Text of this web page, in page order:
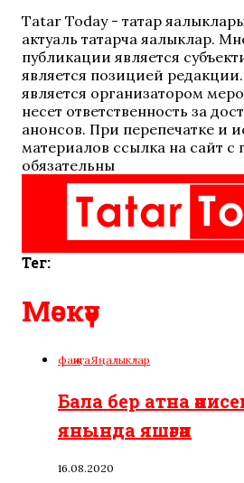
Tatar Today - татар
актуаль татарча яңалыклар.
публикации является
является позицией
является организатором
несет ответственность за
анонсов. При перепечатке и
материалов ссылка на сайт с
обязательны
Тег:
Мәскәү
фаҗигаЯңалыклар
Бала бер атна
янында яшәгән
16.08.2020